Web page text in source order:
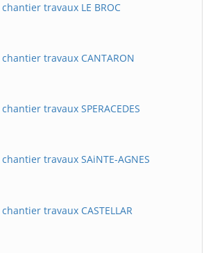
travaux LE BROC
travaux CANTARON
travaux SPERACEDES
travaux SAiNTE-AGNES
travaux CASTELLAR